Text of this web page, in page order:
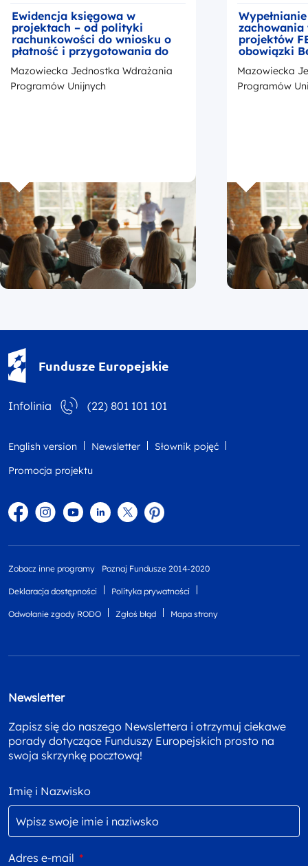
Ewidencja księgowa w
projektach – od polityki
rachunkowości do wniosku o
płatność i przygotowania do
kontroli
Mazowiecka Jednostka Wdrażania
Programów Unijnych
zachowania
projektów
obowiązki
okresie
z
promocji
Mazowiecka
Programów
Fundusze Europejskie
Infolinia (22) 801 101 101
English version Newsletter
Słownik pojęć
Promocja projektu
FacebookInstagram
YouTubeLinkedintwitterPinterest
Zobacz inne programy Poznaj Fundusze 2014-2020
Deklaracja dostępności Polityka prywatności
Odwołanie zgody RODO Zgłoś błąd Mapa strony
Newsletter
Zapisz się do naszego Newslettera i otrzymuj ciekawe
porady dotyczące Funduszy Europejskich prosto na
swoja skrzynkę pocztową!
Imię i Nazwisko
Adres e-mail *